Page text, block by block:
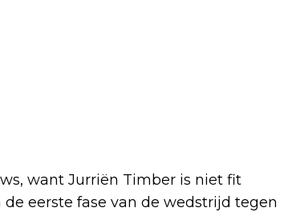
want Jurriën Timber is niet fit
eerste fase van de wedstrijd tegen